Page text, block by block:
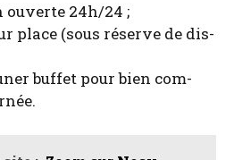
ouverte 24h/24 ;
place (sous réserve de dis­
buf­fet pour bien com­